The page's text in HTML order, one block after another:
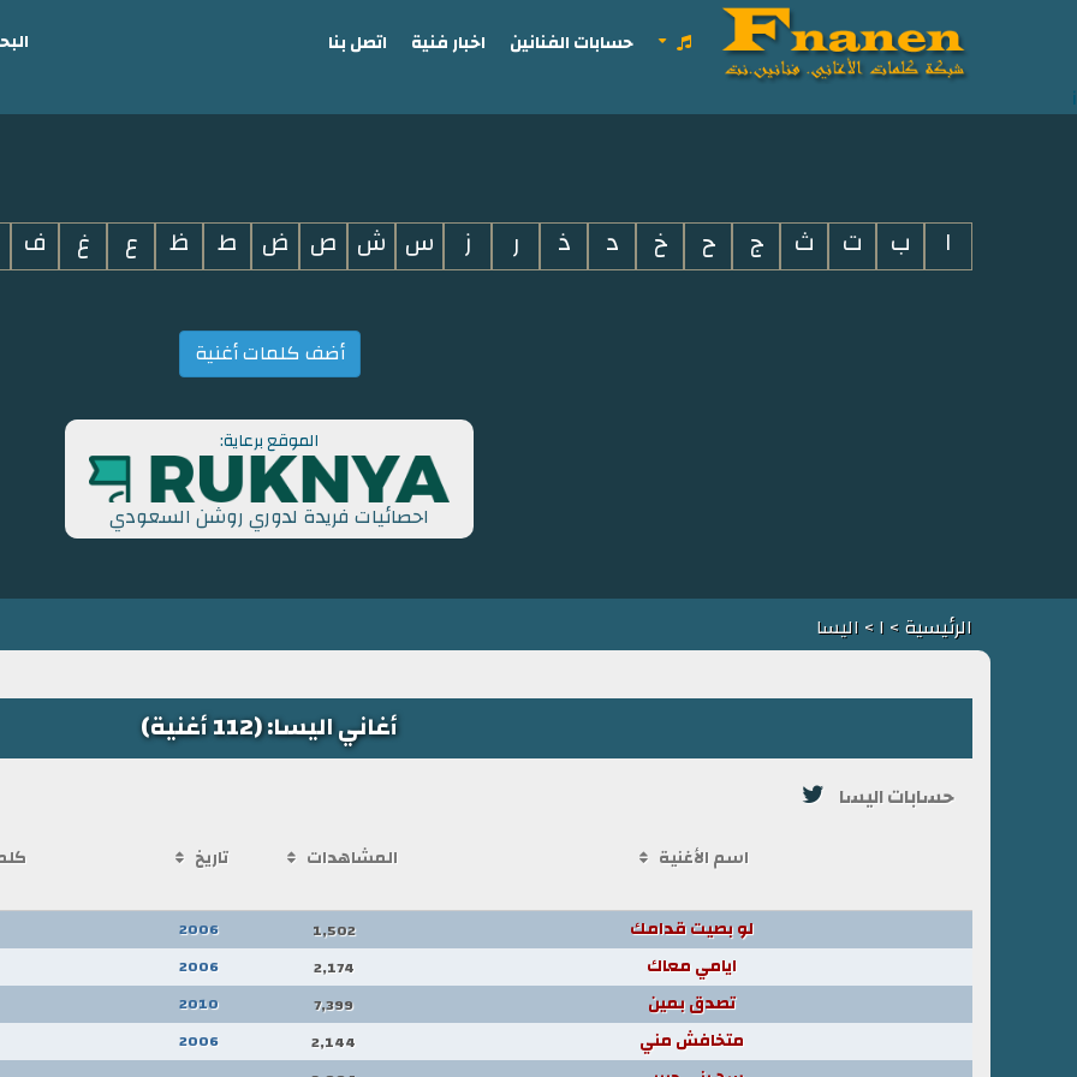
i
حسابات الفنانين اخبار فنية اتصل بنا
ا ب ت ث ج ح خ د ذ ر ز س ش ص ض ط ظ ع غ ف
أضف كلمات أغنية
الموقع برعاية:
احصائيات فريدة لدوري روشن السعودي
الرئيسية> ا> اليسا
أغاني اليسا: (112 أغنية)
حسابات اليسا
اسم الأغنية المشاهدات تاريخ
لو بصيت قدامك 1,502
2006
ايامي معاك 2,174
2006
تصدق بمين 7,399
2010
متخافش مني 2,144
2006